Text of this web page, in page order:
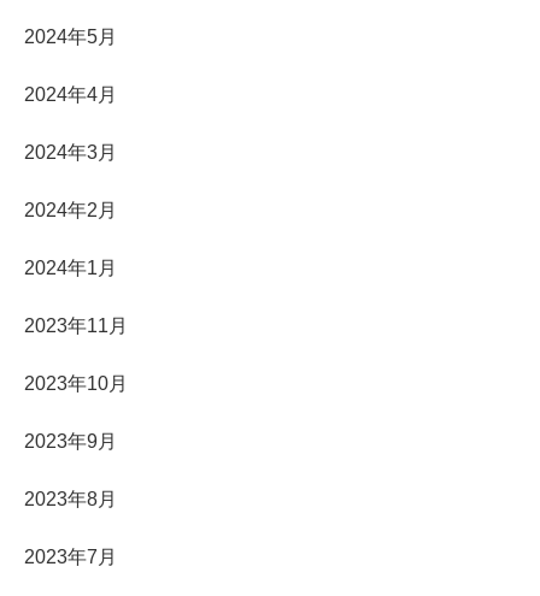
2024年5月
2024年4月
2024年3月
2024年2月
2024年1月
2023年11月
2023年10月
2023年9月
2023年8月
2023年7月